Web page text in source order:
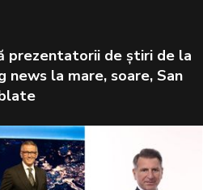
prezentatorii de știri de la
news la mare, soare, San